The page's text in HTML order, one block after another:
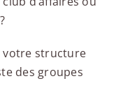
votre structure
des groupes